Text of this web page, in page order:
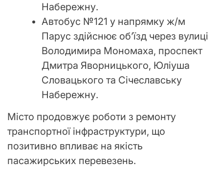
Набережну.
Автобус №121 у напрямку ж/м
Парус здійснює об’їзд через вулиці
Володимира Мономаха, проспект
Дмитра Яворницького, Юліуша
Словацького та Січеславську
Набережну.
Місто продовжує роботи з ремонту
транспортної інфраструктури, що
позитивно впливає на якість
пасажирських перевезень.